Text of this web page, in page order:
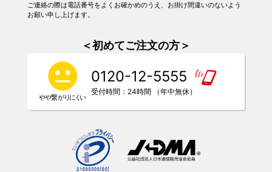
ご連絡の際は電話番号をよくお確かめのうえ、お掛け間違いのないよう
お願い申し上げます。
＜初めてご注文の方＞
0120-12-5555
受付時間：24時間 （年中無休）